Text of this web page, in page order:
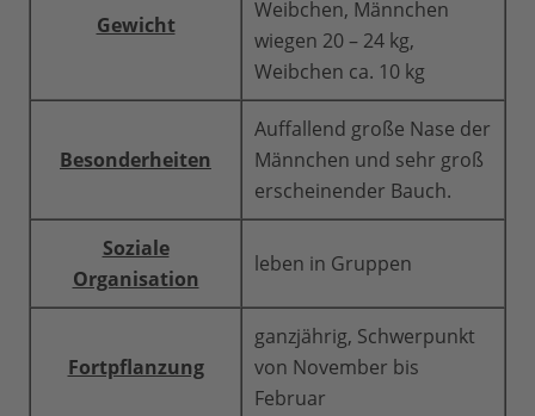
Gewicht
Weibchen, Männchen
wiegen 20 – 24 kg,
Weibchen ca. 10 kg
Besonderheiten
Auffallend große Nase der
Männchen und sehr groß
erscheinender Bauch.
Soziale
Organisation
leben in Gruppen
Fortpflanzung
ganzjährig, Schwerpunkt
von November bis
Februar